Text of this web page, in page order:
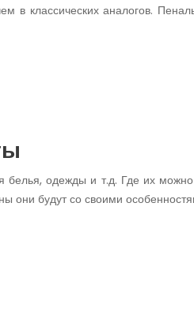
в классических аналогов.
одежды и т.д. Где их
они будут со своими